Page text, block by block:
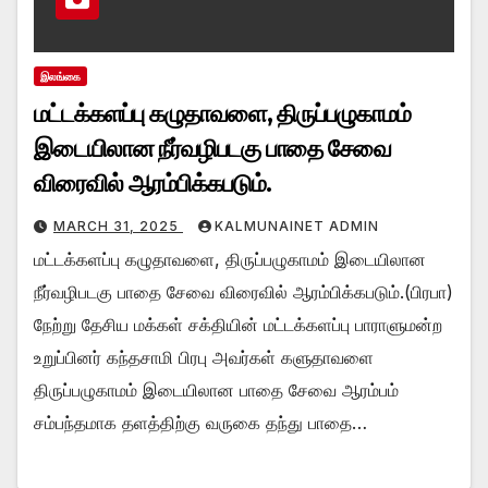
இலங்கை
மட்டக்களப்பு கழுதாவளை, திருப்பழுகாமம்
இடையிலான நீர்வழிபடகு பாதை சேவை
விரைவில் ஆரம்பிக்கபடும்.
MARCH 31, 2025 KALMUNAINET ADMIN
மட்டக்களப்பு கழுதாவளை, திருப்பழுகாமம் இடையிலான
நீர்வழிபடகு பாதை சேவை விரைவில் ஆரம்பிக்கபடும்.(பிரபா)
நேற்று தேசிய மக்கள் சக்தியின் மட்டக்களப்பு பாராளுமன்ற
உறுப்பினர் கந்தசாமி பிரபு அவர்கள் களுதாவளை
திருப்பழுகாமம் இடையிலான பாதை சேவை ஆரம்பம்
சம்பந்தமாக தளத்திற்கு வருகை தந்து பாதை…